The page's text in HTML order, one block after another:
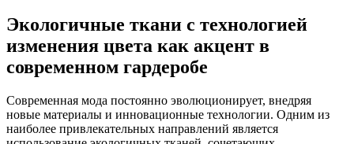
Экологичные ткани с технологией
изменения цвета как акцент в
современном гардеробе
Современная мода постоянно эволюционирует, внедряя
новые материалы и инновационные технологии. Одним из
наиболее привлекательных направлений является